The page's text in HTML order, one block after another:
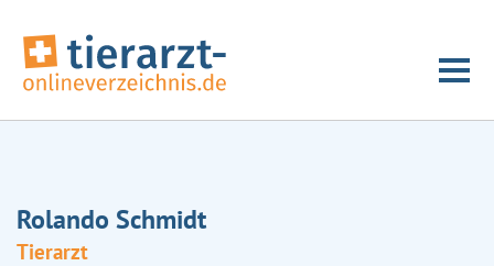
Rolando Schmidt
Tierarzt